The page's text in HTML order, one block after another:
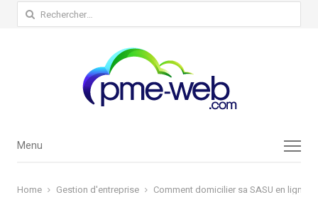
Rechercher :
Menu
Menu
Home Gestion d'entreprise Comment domicilier sa SASU en ligne ?